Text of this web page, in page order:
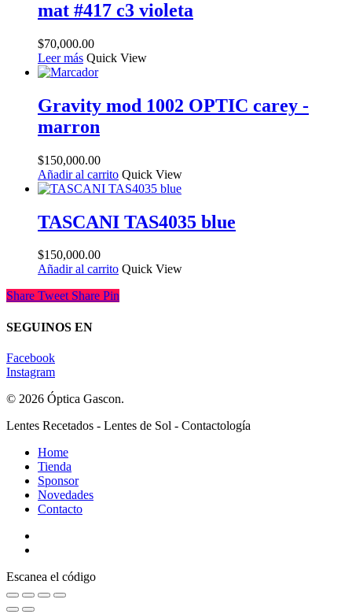
mat #417 c3 violeta
$70,000.00
Leer más Quick View
Gravity mod 1002 OPTIC carey -
marron
$150,000.00
Añadir al carrito Quick View
TASCANI TAS4035 blue
$150,000.00
Añadir al carrito Quick View
Share Tweet Share Pin
SEGUINOS EN
Facebook
Instagram
© 2026 Óptica Gascon.
Close
Lentes Recetados - Lentes de Sol - Contactología
Home
Tienda
Sponsor
Novedades
Contacto
Escanea el código